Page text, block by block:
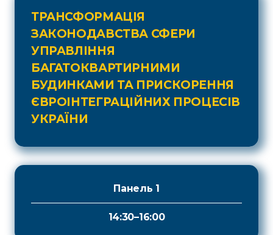
ТРАНСФОРМАЦІЯ
ЗАКОНОДАВСТВА СФЕРИ
УПРАВЛІННЯ
БАГАТОКВАРТИРНИМИ
БУДИНКАМИ ТА ПРИСКОРЕННЯ
ЄВРОІНТЕГРАЦІЙНИХ ПРОЦЕСІВ
УКРАЇНИ
Панель 1
14:30–16:00